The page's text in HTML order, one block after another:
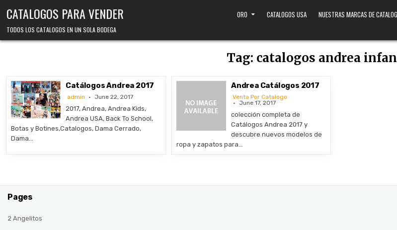
CATALOGOS PARA VENDER
TODOS LOS CATALOGOS EN UN SOLA BODEGA
ORO CATALOGOS USA NUESTRAS MARCAS DE
Tag: catalogos andrea
Catálogos Andrea 2017
admin June 22, 2017
2017, Andrea, Andrea Kids,
Andrea USA, Back To School,
Botas y Botines,Catalogos, Dama Cerrado,
Dama…
Andrea Catálogos 2017
Venta Por Catalogo
June 17, 2017
colección completa de
Catálogos Andrea 2017 y
descubre nuevos modelos de
ropa y zapatos para…
Pages
2 Angelitos